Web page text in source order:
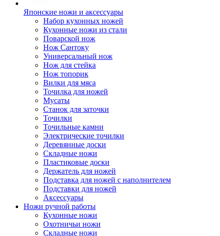
Японские ножи и аксессуары
Набор кухонных ножей
Кухонные ножи из стали
Поварской нож
Нож Сантоку
Универсальный нож
Нож для стейка
Нож топорик
Вилки для мяса
Точилка для ножей
Мусаты
Станок для заточки
Точилки
Точильные камни
Электрические точилки
Деревянные доски
Складные ножи
Пластиковые доски
Держатель для ножей
Подставка для ножей с наполнителем
Подставки для ножей
Аксессуары
Ножи ручной работы
Кухонные ножи
Охотничьи ножи
Складные ножи